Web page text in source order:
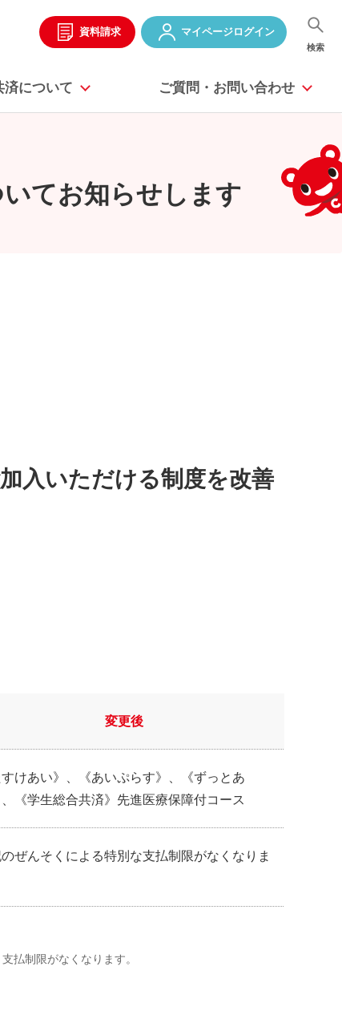
済について ご質問・お問い合わせ
資料請求 マイページログイン
検索
てお知らせします
入いただける制度を改善
変更後
すけあい》、《あいぷらす》、《ずっとあ
《学生総合共済》先進医療保障付コース
ぜんそくによる特別な支払制限がなくなりま
払制限がなくなります。